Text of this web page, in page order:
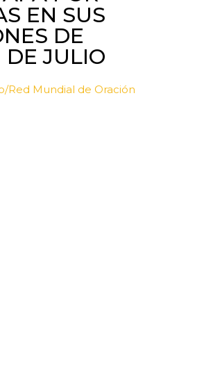
EN SUS
DE
DE JULIO
Red Mundial de Oración